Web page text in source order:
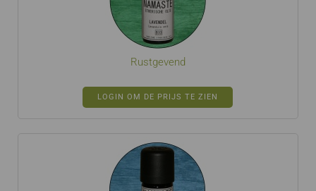
Rustgevend
LOGIN OM DE PRIJS TE ZIEN